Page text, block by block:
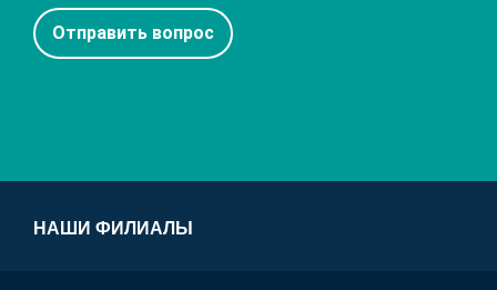
НАШИ ФИЛИАЛЫ